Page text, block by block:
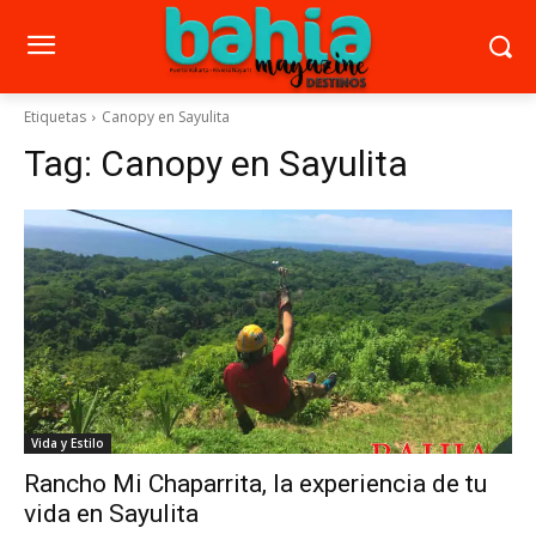
Etiquetas Canopy en Sayulita
Tag: Canopy en Sayulita
Vida y Estilo
Rancho Mi Chaparrita, la experiencia de tu
vida en Sayulita